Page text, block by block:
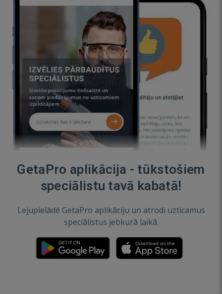
GetaPro aplikācija - tūkstošiem
speciālistu tavā kabatā!
Lejupielādē GetaPro aplikāciju un atrodi uzticamus
speciālistus jebkurā laikā.